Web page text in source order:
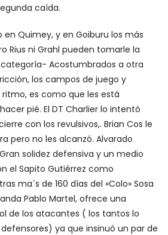
caída.
Quimey, y en Goiburu los más
Rius ni Grahl pueden tomarle la
Acostumbrados a otra
los campos de juego y
es como que les está
pié. El DT Charlier lo intentó
con los revulsivos,. Brian Cos le
pero no les alcanzó. Alvarado
solidez defensiva y un medio
el Sapito Gutiérrez como
ma´s de 160 días del «Colo» Sosa
Pablo Martel, ofrece una
de los atacantes ( los tantos lo
ya que insinuó un par de